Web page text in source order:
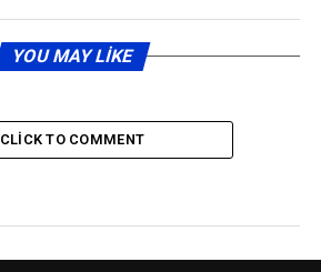
YOU MAY LIKE
CLICK TO COMMENT